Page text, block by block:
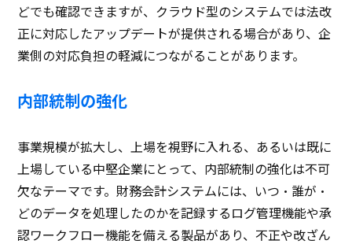
どでも確認できますが、クラウド型のシステムでは法改
正に対応したアップデートが提供される場合があり、企
業側の対応負担の軽減につながることがあります。
内部統制の強化
事業規模が拡大し、上場を視野に入れる、あるいは既に
上場している中堅企業にとって、内部統制の強化は不可
欠なテーマです。財務会計システムには、いつ・誰が・
どのデータを処理したのかを記録するログ管理機能や承
認ワークフロー機能を備える製品があり、不正や改ざん